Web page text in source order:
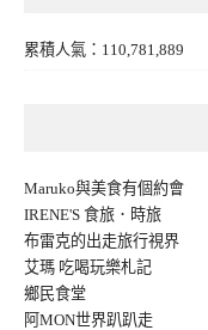
累積人氣：110,781,889
Maruko與美食有個約會
IRENE'S 食旅．時旅
布雷克的出走旅行視界
艾瑪 吃喝玩樂札記
鄉民食堂
阿MON世界趴趴走